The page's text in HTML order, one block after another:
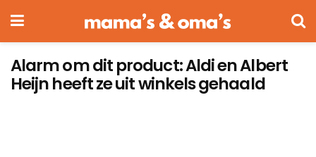
Alarm om dit product: Aldi en Albert
Heijn heeft ze uit winkels gehaald